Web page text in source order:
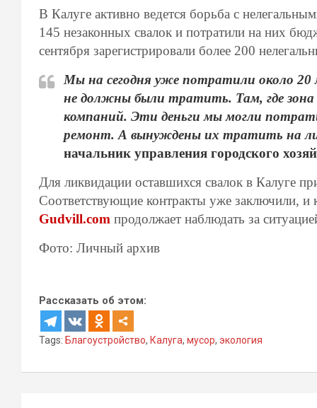
В Калуге активно ведется борьба с
145 незаконных свалок и потратили на них
сентября зарегистрировали более 200
Мы на сегодня уже потратили около
не должны были тратить. Там, где
компаний. Эти деньги мы могли
ремонт. А вынуждены их тратить на
начальник управления городского
Для ликвидации оставшихся свалок в Калуге
Соответствующие контракты уже заключили, и
Gudvill.com продолжает наблюдать за
Фото: Личный архив
Рассказать об этом:
Tags: Благоустройство, Калуга, мусор, экология